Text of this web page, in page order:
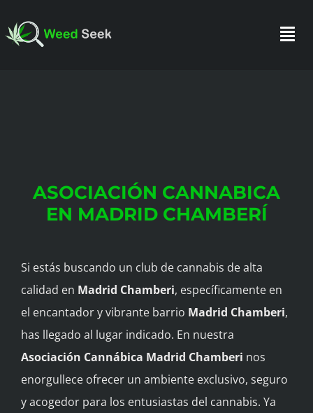
to
HAZTE SOCIO
TESTIMONIOS
BLOG
CONTACTAR
ASOCIACIÓN CANNABICA
EN MADRID CHAMBERÍ
Si estás buscando un club de cannabis de alta
calidad en Madrid Chamberi, específicamente en
el encantador y vibrante barrio Madrid Chamberi,
has llegado al lugar indicado. En nuestra
Asociación Cannábica Madrid Chamberi nos
enorgullece ofrecer un ambiente exclusivo, seguro
y acogedor para los entusiastas del cannabis. Ya